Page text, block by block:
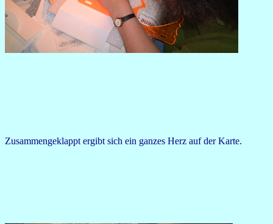
Zusammengeklappt ergibt sich ein ganzes Herz auf der Karte.